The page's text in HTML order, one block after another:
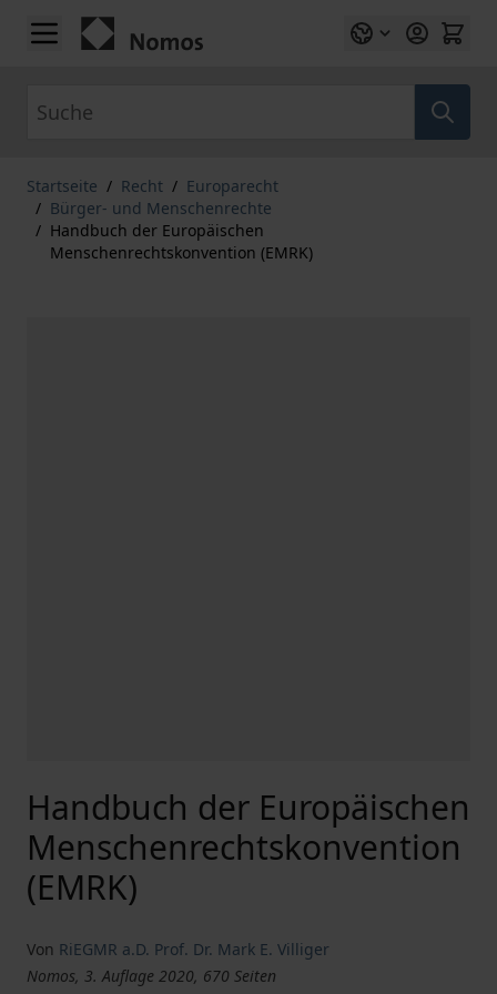
Zum Inhalt springen
Startseite / Recht / Europarecht
/ Bürger- und Menschenrechte
/ Handbuch der Europäischen
Menschenrechtskonvention (EMRK)
Handbuch der Europäischen
Menschenrechtskonvention
(EMRK)
Von RiEGMR a.D. Prof. Dr. Mark E. Villiger
Nomos, 3. Auflage 2020, 670 Seiten